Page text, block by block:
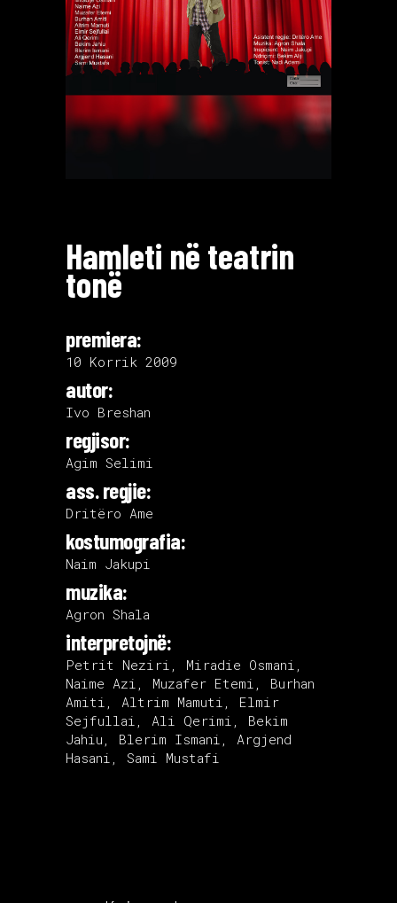
Hamleti në teatrin
tonë
premiera:
10 Korrik 2009
autor:
Ivo Breshan
regjisor:
Agim Selimi
ass. regjie:
Dritëro Ame
kostumografia:
Naim Jakupi
muzika:
Agron Shala
interpretojnë:
Petrit Neziri, Miradie Osmani,
Naime Azi, Muzafer Etemi, Burhan
Amiti, Altrim Mamuti, Elmir
Sejfullai, Ali Qerimi, Bekim
Jahiu, Blerim Ismani, Argjend
Hasani, Sami Mustafi